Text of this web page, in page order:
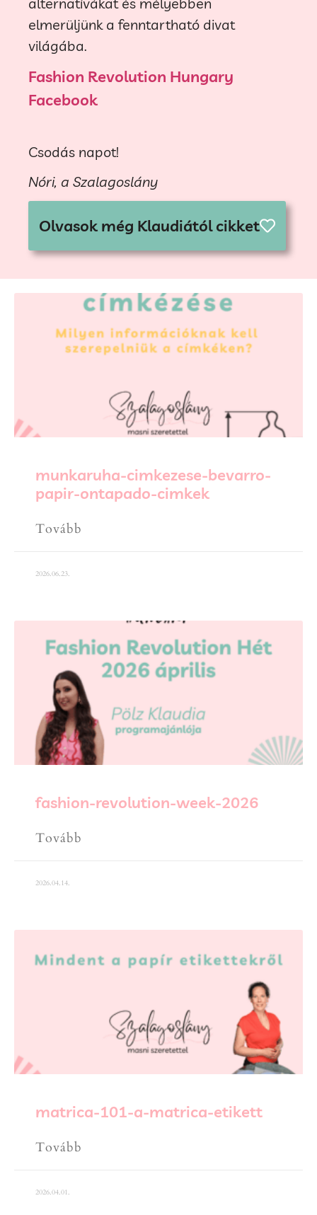
elmerüljünk a fenntartható divat
világába.
Fashion Revolution Hungary
Facebook
Csodás napot!
Nóri, a Szalagoslány
Olvasok még Klaudiától cikket
munkaruha-cimkezese-bevarro-
papir-ontapado-cimkek
Tovább
2026.06.23.
fashion-revolution-week-2026
Tovább
2026.04.14.
matrica-101-a-matrica-etikett
Tovább
2026.04.01.